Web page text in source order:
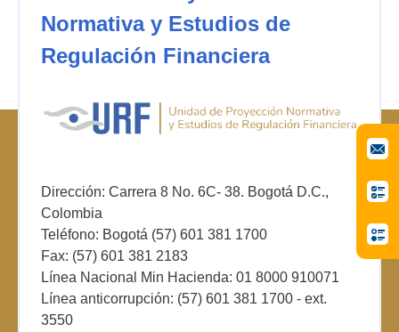
Normativa y Estudios de
Regulación Financiera
Dirección: Carrera 8 No. 6C- 38. Bogotá D.C.,
Colombia
Teléfono: Bogotá (57) 601 381 1700
Fax: (57) 601 381 2183
Línea Nacional Min Hacienda: 01 8000 910071
Línea anticorrupción: (57) 601 381 1700 - ext.
3550